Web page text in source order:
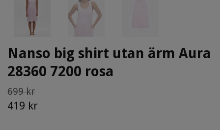
Nanso big shirt utan ärm Aura
28360 7200 rosa
699 kr
419 kr